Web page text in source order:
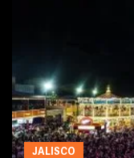
JALISCO